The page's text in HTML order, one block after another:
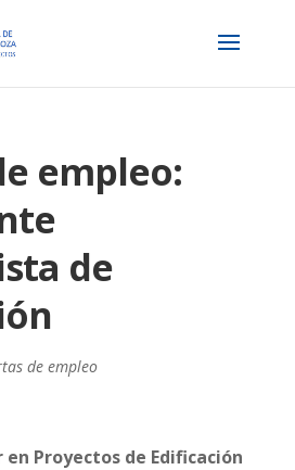
empleo:
de
de empleo
en Proyectos de Edificación